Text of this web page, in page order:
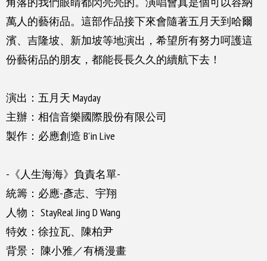
萬人的藝術品。 這部作品接下來會隨著五月天到哈爾
濱、吉隆坡、新加坡等地演出， 希望所有努力呵護這
份藝術品的朋友， 都能長長久久的續航下去！
演出：五月天 Mayday
主辦：相信音樂國際股份有限公司
製作：必應創造 B'in Live
-《人生海海》負責名單-
統籌：必應-彥志、宇翔
人物： StayReal Jing D Wang
特效：徐拉瓦、陳柏尹
背景： 陳小雅／有橋漫畫